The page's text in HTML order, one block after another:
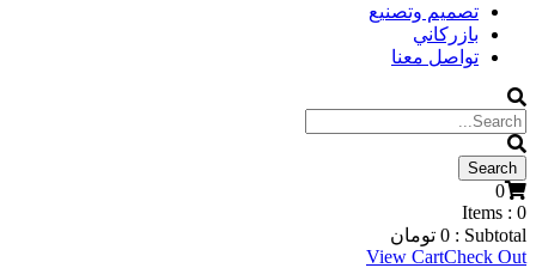
تصميم وتصنيع
بازركاني
تواصل معنا
0
Items : 0
Subtotal :
0 تومان
View CartCheck Out